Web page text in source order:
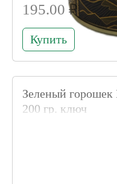
195.00 ₽
Купить
Зеленый
200 гр. ключ